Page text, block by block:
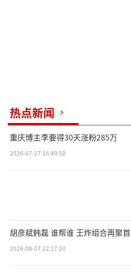
热点新闻
重庆博主李要得30天涨粉285万
2026-07-27 16:49:50
胡彦斌韩磊 谁帮谁 王炸组合再聚首
2026-08-07 22:17:20